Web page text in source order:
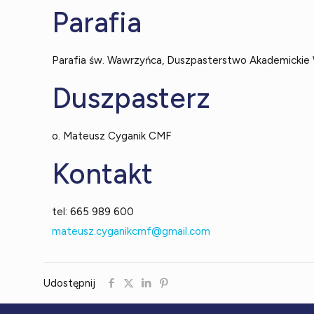
Parafia
Parafia św. Wawrzyńca, Duszpasterstwo Akademickie
Duszpasterz
o. Mateusz Cyganik CMF
Kontakt
tel: 665 989 600
mateusz.cyganikcmf@gmail.com
Udostępnij